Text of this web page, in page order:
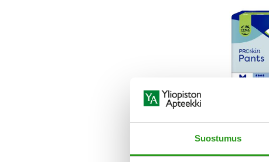
Suostumus
TENA
TENA